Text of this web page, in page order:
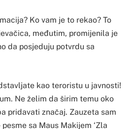
Ko vam je to rekao? To
međutim, promijenila je
da posjeduju potvrdu sa
kao teroristu u javnosti!
Ne želim da širim temu oko
pridavati značaj. Zauzeta sam
sa Maus Makijem ‘Zla